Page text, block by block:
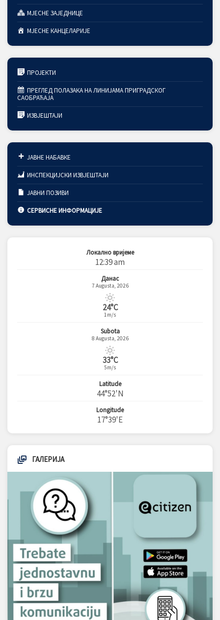
МЈЕСНЕ ЗАЈЕДНИЦЕ
МЈЕСНЕ КАНЦЕЛАРИЈЕ
ПРОЈЕКТИ
ПРЕГЛЕД ПОЛАЗАКА НА ЛИНИЈАМА ПРИГРАДСКОГ
САОБРАЋАЈА
ИЗВЈЕШТАЈИ
ЈАВНЕ НАБАВКЕ
ИНСПЕКЦИЈСКИ ИЗВЈЕШТАЈИ
ЈАВНИ ПОЗИВИ
СЕРВИСНЕ ИНФОРМАЦИЈЕ
Локално вријеме
12:39 am
Данас
7 Augusta, 2026
24°C
1m/s
Subota
8 Augusta, 2026
33°C
5m/s
Latitude
44°52'N
Longitude
17°39'E
ГАЛЕРИЈА